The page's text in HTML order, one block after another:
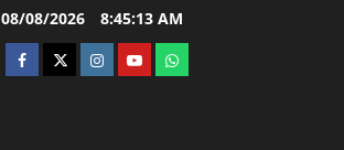
08/08/2026 8:45:13 AM
facebooktwitterinstagram.com
youtubewhatsapp